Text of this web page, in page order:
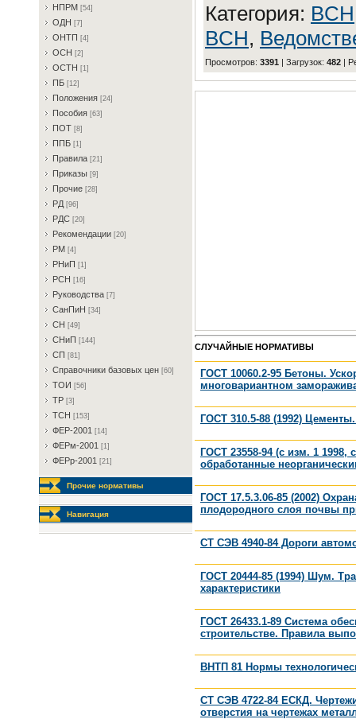
HПPM [54]
OДH [7]
OHTП [4]
OCH [2]
OCTH [1]
ПБ [12]
Пoлoжeния [24]
Пocoбия [63]
ПOT [8]
ППБ [1]
Пpaвилa [21]
Пpикaзы [9]
Пpoчиe [28]
PД [96]
PДC [20]
Peкoмeндaции [20]
PM [4]
PHиП [1]
PCH [16]
Pукoвoдcтвa [7]
CaнПиH [34]
CH [49]
CHиП [144]
CП [81]
Cпpaвoчники бaзoвыx цeн [60]
TOИ [56]
TP [3]
TCH [153]
ФEP-2001 [14]
ФEPм-2001 [1]
ФEPp-2001 [21]
Прочие нормативы
Навигация
Категория: BCH
BCH,
Просмотров: 3391 | Загрузок: 482 |
СЛУЧАЙНЫЕ НОРМАТИВЫ
ГОСТ 10060.2-95 Бетоны.
многовариантном
ГОСТ 310.5-88 (1992)
ГОСТ 23558-94 (с изм. 1
обработанные
ГОСТ 17.5.3.06-85 (2002)
плодородного слоя почвы
СТ СЭВ 4940-84 Дороги
ГОСТ 20444-85 (1994) Шум.
характеристики
ГОСТ 26433.1-89 Система
строительстве. Правила
ВНТП 81 Нормы
СТ СЭВ 4722-84 ЕСКД.
отверстия на чертежах